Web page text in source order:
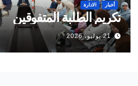
أخبار الادارة
تكريم الطلبة المتفوقين
21 يوليو، 2026